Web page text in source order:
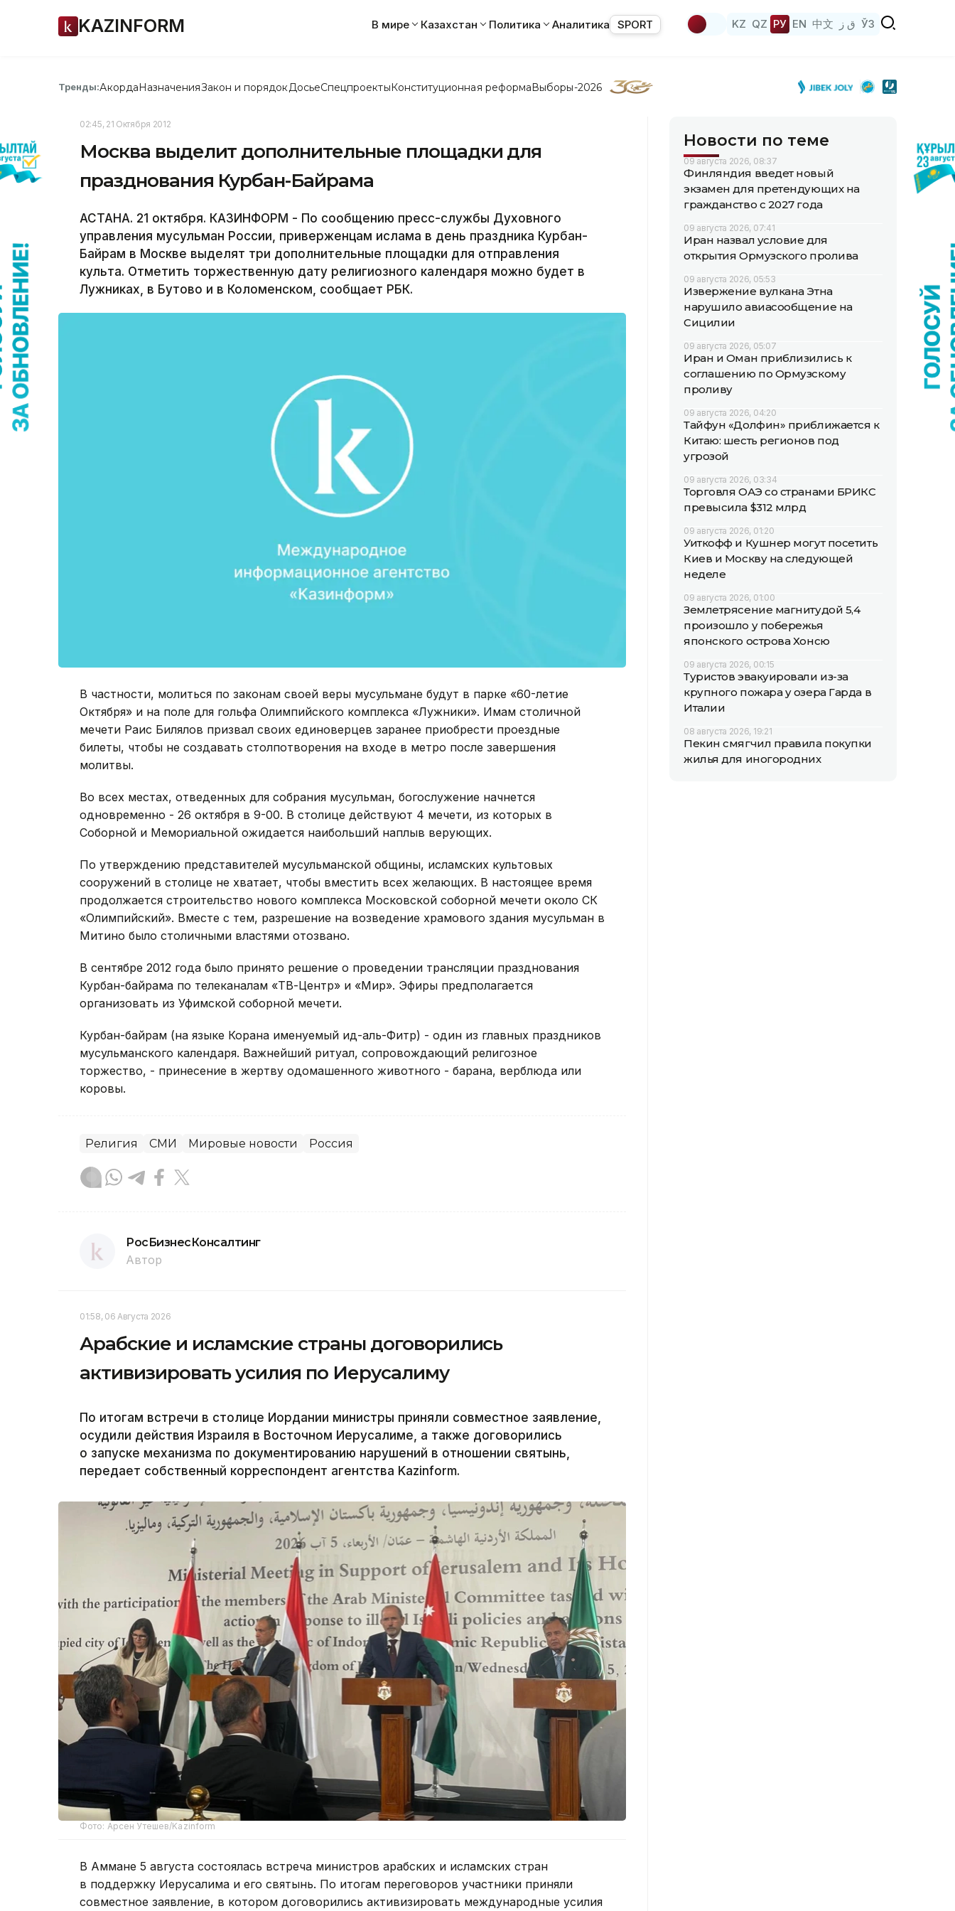
KAZINFORM В мире Казахстан Политика Аналитика SPORT KZ QZ РУ EN 中文 ق ز ЎЗ
Тренды:АкордаНазначенияЗакон и порядок ДосьеСпецпроектыКонституционная реформаВыборы-2026
02:45, 21 Октября 2012
Москва выделит дополнительные площадки для
празднования Курбан-Байрама
АСТАНА. 21 октября. КАЗИНФОРМ - По сообщению пресс-службы Духовного
управления мусульман России, приверженцам ислама в день праздника Курбан-
Байрам в Москве выделят три дополнительные площадки для отправления
культа. Отметить торжественную дату религиозного календаря можно будет в
Лужниках, в Бутово и в Коломенском, сообщает РБК.
В частности, молиться по законам своей веры мусульмане будут в парке «60-летие
Октября» и на поле для гольфа Олимпийского комплекса «Лужники». Имам столичной
мечети Раис Билялов призвал своих единоверцев заранее приобрести проездные
билеты, чтобы не создавать столпотворения на входе в метро после завершения
молитвы.
Во всех местах, отведенных для собрания мусульман, богослужение начнется
одновременно - 26 октября в 9-00. В столице действуют 4 мечети, из которых в
Соборной и Мемориальной ожидается наибольший наплыв верующих.
По утверждению представителей мусульманской общины, исламских культовых
сооружений в столице не хватает, чтобы вместить всех желающих. В настоящее время
продолжается строительство нового комплекса Московской соборной мечети около СК
«Олимпийский». Вместе с тем, разрешение на возведение храмового здания мусульман в
Митино было столичными властями отозвано.
В сентябре 2012 года было принято решение о проведении трансляции празднования
Курбан-байрама по телеканалам «ТВ-Центр» и «Мир». Эфиры предполагается
организовать из Уфимской соборной мечети.
Курбан-байрам (на языке Корана именуемый ид-аль-Фитр) - один из главных праздников
мусульманского календаря. Важнейший ритуал, сопровождающий религозное
торжество, - принесение в жертву одомашенного животного - барана, верблюда или
коровы.
Религия СМИ Мировые новости Россия
РосБизнесКонсалтинг
Автор
01:58, 06 Августа 2026
Арабские и исламские страны договорились
активизировать усилия по Иерусалиму
По итогам встречи в столице Иордании министры приняли совместное заявление,
осудили действия Израиля в Восточном Иерусалиме, а также договорились
о запуске механизма по документированию нарушений в отношении святынь,
передает собственный корреспондент агентства Kazinform.
Фото: Арсен Утешев/Kazinform
В Аммане 5 августа состоялась встреча министров арабских и исламских стран
в поддержку Иерусалима и его святынь. По итогам переговоров участники приняли
совместное заявление, в котором договорились активизировать международные усилия
Новости по теме
09 августа 2026, 08:37
Финляндия введет новый
экзамен для претендующих на
гражданство с 2027 года
09 августа 2026, 07:41
Иран назвал условие для
открытия Ормузского пролива
09 августа 2026, 05:53
Извержение вулкана Этна
нарушило авиасообщение на
Сицилии
09 августа 2026, 05:07
Иран и Оман приблизились к
соглашению по Ормузскому
проливу
09 августа 2026, 04:20
Тайфун «Долфин» приближается к
Китаю: шесть регионов под
угрозой
09 августа 2026, 03:34
Торговля ОАЭ со странами БРИКС
превысила $312 млрд
09 августа 2026, 01:20
Уиткофф и Кушнер могут посетить
Киев и Москву на следующей
неделе
09 августа 2026, 01:00
Землетрясение магнитудой 5,4
произошло у побережья
японского острова Хонсю
09 августа 2026, 00:15
Туристов эвакуировали из-за
крупного пожара у озера Гарда в
Италии
08 августа 2026, 19:21
Пекин смягчил правила покупки
жилья для иногородних